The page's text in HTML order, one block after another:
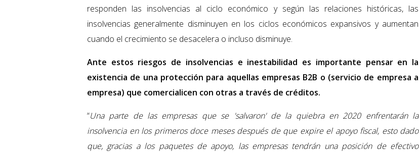
responden las insolvencias al ciclo económico y según las relaciones históricas, las
insolvencias generalmente disminuyen en los ciclos económicos expansivos y aumentan
cuando el crecimiento se desacelera o incluso disminuye.
Ante estos riesgos de insolvencias e inestabilidad es importante pensar en la
existencia de una protección para aquellas empresas B2B o (servicio de empresa a
empresa) que comercialicen con otras a través de créditos.
“Una parte de las empresas que se 'salvaron' de la quiebra en 2020 enfrentarán la
insolvencia en los primeros doce meses después de que expire el apoyo fiscal, esto dado
que, gracias a los paquetes de apoyo, las empresas tendrán una posición de efectivo